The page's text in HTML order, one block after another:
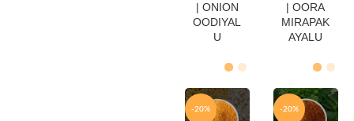
Gms
500
Gms
| ONION
OODIYAL
U
Gms
500
Gms
| OORA
MIRAPAK
AYALU
-20% -20%